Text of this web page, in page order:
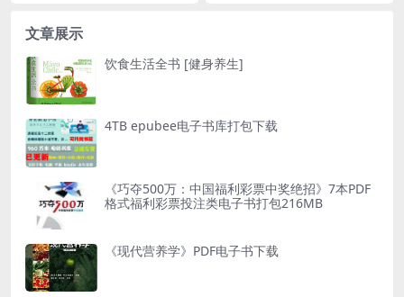
文章展示
饮食生活全书 [健身养生]
4TB epubee电子书库打包下载
《巧夺500万：中国福利彩票中奖绝招》7本PDF
格式福利彩票投注类电子书打包216MB
《现代营养学》PDF电子书下载